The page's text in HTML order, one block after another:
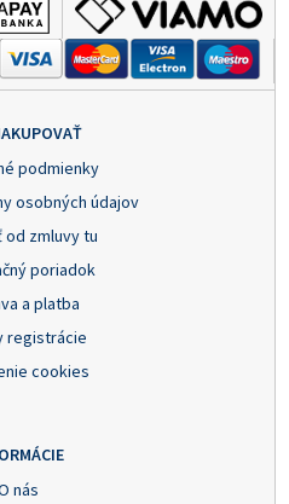
podmienky
osobných údajov
zmluvy tu
poriadok
a platba
registrácie
cookies
nás